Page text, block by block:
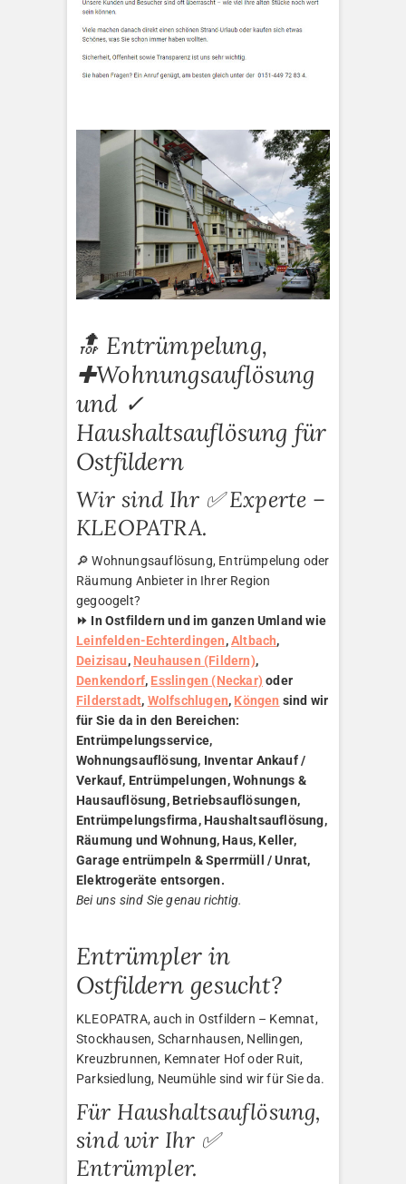
🔝 Entrümpelung,
✚Wohnungsauflösung
und ✓
Haushaltsauflösung für
Ostfildern
Wir sind Ihr ✅ Experte –
KLEOPATRA.
🔎 Wohnungsauflösung, Entrümpelung oder
Räumung Anbieter in Ihrer Region
gegoogelt?
⏩ In Ostfildern und im ganzen Umland wie
Leinfelden-Echterdingen,Altbach,
Deizisau, Neuhausen (Fildern),
Denkendorf, Esslingen (Neckar) oder
Filderstadt, Wolfschlugen, Köngen sind wir
für Sie da in den Bereichen:
Entrümpelungsservice,
Wohnungsauflösung, Inventar Ankauf /
Verkauf, Entrümpelungen, Wohnungs &
Hausauflösung, Betriebsauflösungen,
Entrümpelungsfirma, Haushaltsauflösung,
Räumung und Wohnung, Haus, Keller,
Garage entrümpeln & Sperrmüll / Unrat,
Elektrogeräte entsorgen.
Bei uns sind Sie genau richtig.
Entrümpler in
Ostfildern gesucht?
KLEOPATRA, auch in Ostfildern – Kemnat,
Stockhausen, Scharnhausen, Nellingen,
Kreuzbrunnen, Kemnater Hof oder Ruit,
Parksiedlung, Neumühle sind wir für Sie da.
Für Haushaltsauflösung,
sind wir Ihr ✅
Entrümpler.